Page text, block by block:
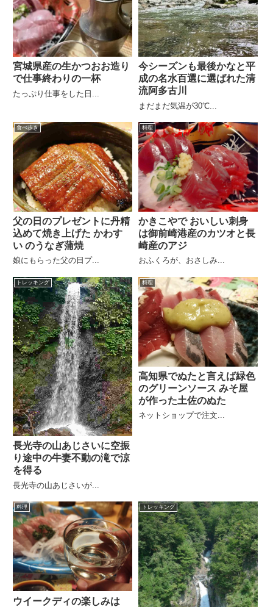
宮城県産の生かつおお造り
で仕事終わりの一杯
たっぷり仕事をした日...
今シーズンも最後かなと平
成の名水百選に選ばれた清
流阿多古川
まだまだ気温が30℃...
食べ歩き
父の日のプレゼントに丹精
込めて焼き上げた かわす
い のうなぎ蒲焼
娘にもらった父の日プ...
料理
かきこやで おいしい刺身
は御前崎港産のカツオと長
崎産のアジ
おふくろが、おさしみ...
トレッキング
長光寺の山あじさいに空振
り途中の牛妻不動の滝で涼
を得る
長光寺の山あじさいが...
料理
高知県でぬたと言えば緑色
のグリーンソース みそ屋
が作った土佐のぬた
ネットショップで注文...
料理
ウイークディの楽しみは
トレッキング